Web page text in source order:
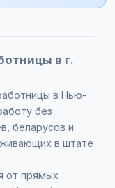
в г.
в Нью-
без
беларусов и
в штате
от прямых